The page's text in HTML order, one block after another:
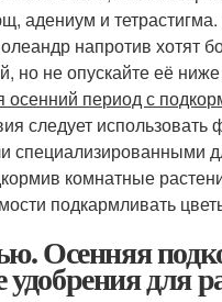
адениум и
напротив хотят
но не опускайте её
осенний период с
следует
комнатные
подкармливать
Осенняя
для